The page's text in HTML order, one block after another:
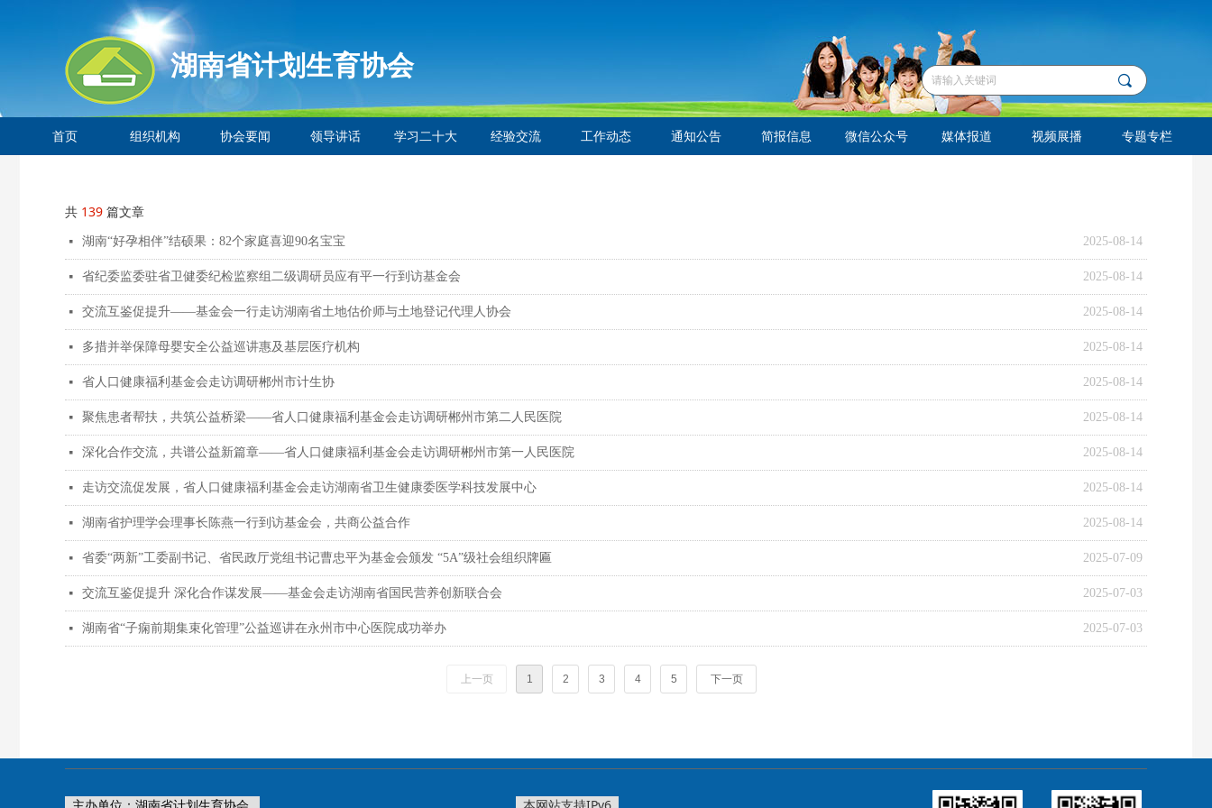
首页 组织机构 协会要闻 领导讲话 学习二十大 经验交流 工作动态 通知公告 简报信息 微信公众号 媒体报道 视频展播 专题专栏
끠
湖南省计划生育协会
共 139 篇文章
2025-08-14
넷 湖南“好孕相伴”结硕果：82个家庭喜迎90名宝宝
2025-08-14
넷 省纪委监委驻省卫健委纪检监察组二级调研员应有平一行到访基金会
2025-08-14
넷 交流互鉴促提升——基金会一行走访湖南省土地估价师与土地登记代理人协会
2025-08-14
넷 多措并举保障母婴安全公益巡讲惠及基层医疗机构
2025-08-14
넷 省人口健康福利基金会走访调研郴州市计生协
2025-08-14
넷 聚焦患者帮扶，共筑公益桥梁——省人口健康福利基金会走访调研郴州市第二人民医院
2025-08-14
넷 深化合作交流，共谱公益新篇章——省人口健康福利基金会走访调研郴州市第一人民医院
2025-08-14
넷 走访交流促发展，省人口健康福利基金会走访湖南省卫生健康委医学科技发展中心
2025-08-14
넷 湖南省护理学会理事长陈燕一行到访基金会，共商公益合作
2025-07-09
넷 省委“两新”工委副书记、省民政厅党组书记曹忠平为基金会颁发 “5A”级社会组织牌匾
2025-07-03
넷 交流互鉴促提升 深化合作谋发展——基金会走访湖南省国民营养创新联合会
2025-07-03
넷 湖南省“子痫前期集束化管理”公益巡讲在永州市中心医院成功举办
上一页 1 2 3 4 5 下一页